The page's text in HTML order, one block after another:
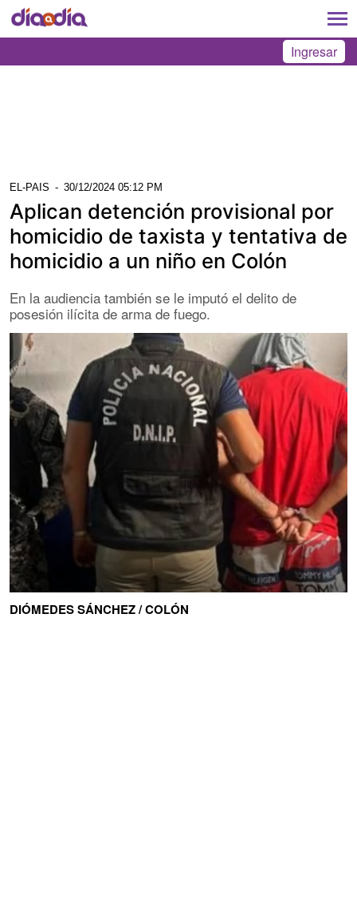
Ingresar
EL-PAIS - 30/12/2024 05:12 PM
Aplican detención provisional por
homicidio de taxista y tentativa de
homicidio a un niño en Colón
En la audiencia también se le imputó el delito de
posesión ilícita de arma de fuego.
DIÓMEDES SÁNCHEZ / COLÓN